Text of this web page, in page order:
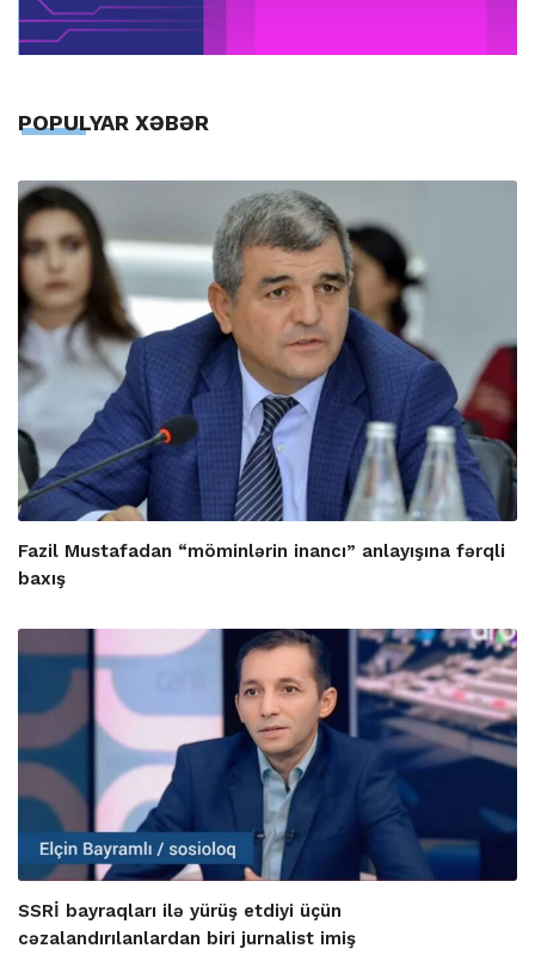
POPULYAR XƏBƏR
Fazil Mustafadan “möminlərin inancı” anlayışına fərqli
baxış
SSRİ bayraqları ilə yürüş etdiyi üçün
cəzalandırılanlardan biri jurnalist imiş